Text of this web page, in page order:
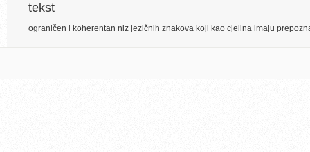
tekst
ograničen i koherentan niz jezičnih znakova koji kao cjelina imaju